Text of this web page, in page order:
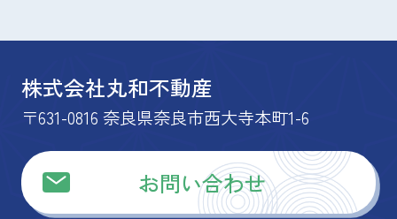
株式会社丸和不動産
〒631-0816 奈良県奈良市西大寺本町1-6
お問い合わせ